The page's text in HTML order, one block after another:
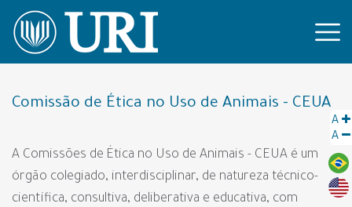
A
A
Comissão de Ética no Uso de Animais - CEUA
A Comissões de Ética no Uso de Animais - CEUA é um
órgão colegiado, interdisciplinar, de natureza técnico-
científica, consultiva, deliberativa e educativa, com